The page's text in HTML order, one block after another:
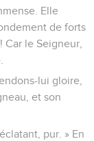
Elle
de forts
le Seigneur,
lui gloire,
et son
pur. » En